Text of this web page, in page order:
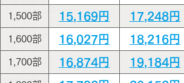
1,500部 15,169円 17,248円
1,600部 16,027円 18,216円
1,700部 16,874円 19,184円